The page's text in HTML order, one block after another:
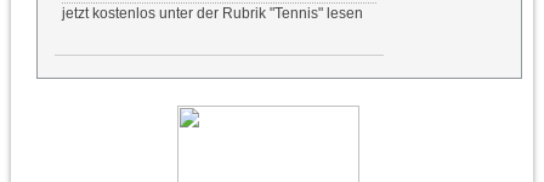
jetzt kostenlos unter der Rubrik "Tennis" lesen